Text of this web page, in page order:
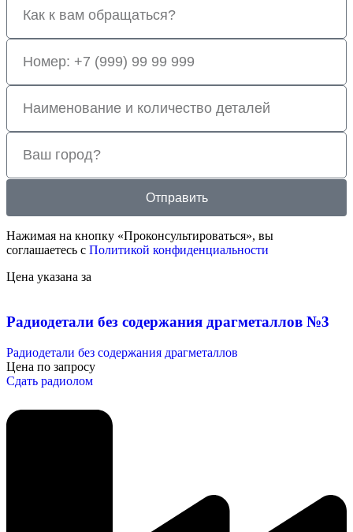
Отправить
Нажимая на кнопку «Проконсультироваться», вы
соглашаетесь с Политикой конфиденциальности
Цена указана за
Радиодетали без содержания драгметаллов №3
Радиодетали без содержания драгметаллов
Цена по запросу
Сдать радиолом